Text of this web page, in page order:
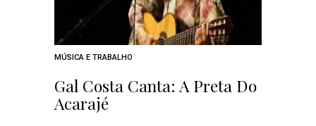
MÚSICA E TRABALHO
Gal Costa Canta: A Preta Do
Acarajé